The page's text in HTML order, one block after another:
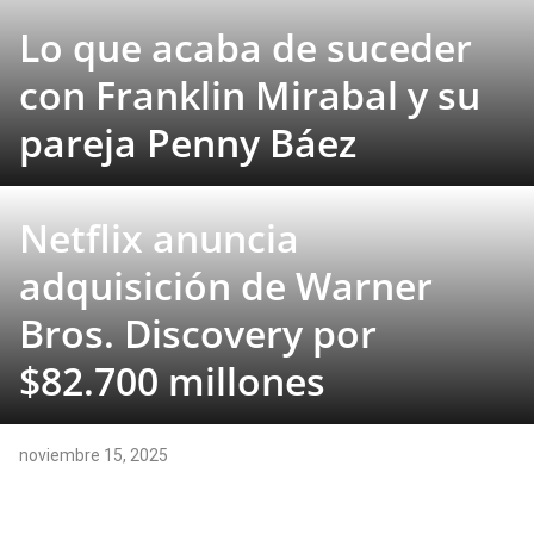
Lo que acaba de suceder
con Franklin Mirabal y su
pareja Penny Báez
Netflix anuncia
adquisición de Warner
Bros. Discovery por
$82.700 millones
noviembre 15, 2025